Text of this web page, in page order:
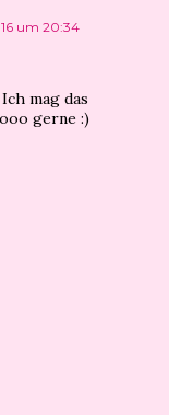
um 20:34
mag das
gerne :)